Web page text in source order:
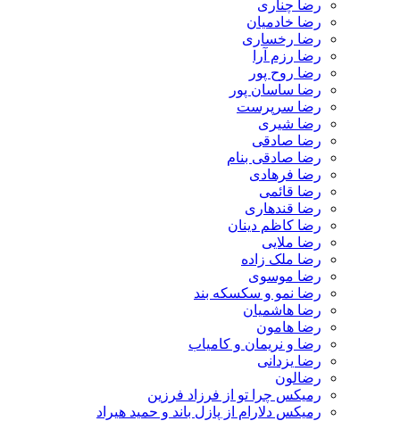
رضا چناری
رضا خادمیان
رضا رخساری
رضا رزم آرا
رضا روح پور
رضا ساسان پور
رضا سرپرست
رضا شیری
رضا صادقی
رضا صادقی بنام
رضا فرهادی
رضا قائمی
رضا قندهاری
رضا کاظم دینان
رضا ملایی
رضا ملک زاده
رضا موسوی
رضا نمو و سکسکه بند
رضا هاشمیان
رضا هامون
رضا و نریمان و کامیاب
رضا یزدانی
رضالون
رمیکس چرا تو از فرزاد فرزین
رمیکس دلارام از پازل باند و حمید هیراد